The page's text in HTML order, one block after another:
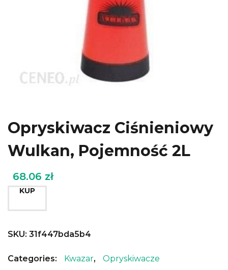
Opryskiwacz Ciśnieniowy
Wulkan, Pojemność 2L
68.06 zł
KUP
SKU: 31f447bda5b4
Categories: Kwazar, Opryskiwacze